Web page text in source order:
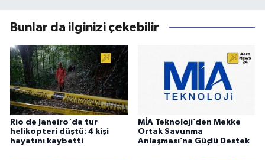
Bunlar da ilginizi çekebilir
Rio de Janeiro'da tur
helikopteri düştü: 4 kişi
hayatını kaybetti
MİA Teknoloji’den Mekke
Ortak Savunma
Anlaşması’na Güçlü Destek